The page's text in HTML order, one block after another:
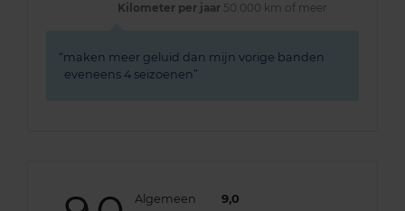
Kilometer per jaar 50.000 km of meer
maken meer geluid dan mijn vorige banden
eveneens 4 seizoenen
Algemeen
9,0